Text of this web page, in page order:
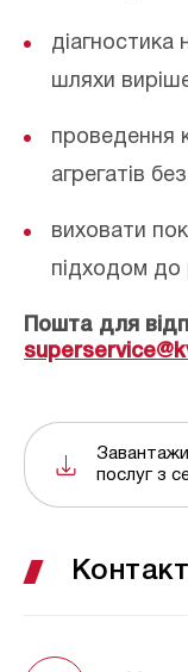
діагностика
шляхи
проведення
агрегатів
виховати
підходом до
Пошта для
послуг з